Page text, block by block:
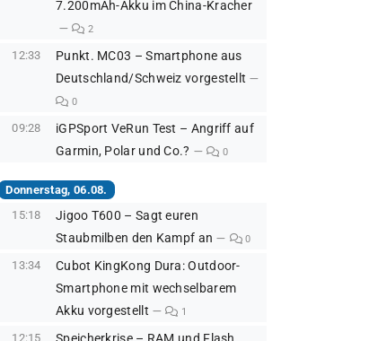
7.200mAh-Akku im China-Kracher
2
12:33
Punkt. MC03 – Smartphone aus
Deutschland/Schweiz vorgestellt
0
09:28
iGPSport VeRun Test – Angriff auf
Garmin, Polar und Co.?
0
Donnerstag, 06.08.
15:18
Jigoo T600 – Sagt euren
Staubmilben den Kampf an
0
13:34
Cubot KingKong Dura: Outdoor-
Smartphone mit wechselbarem
Akku vorgestellt
1
12:15